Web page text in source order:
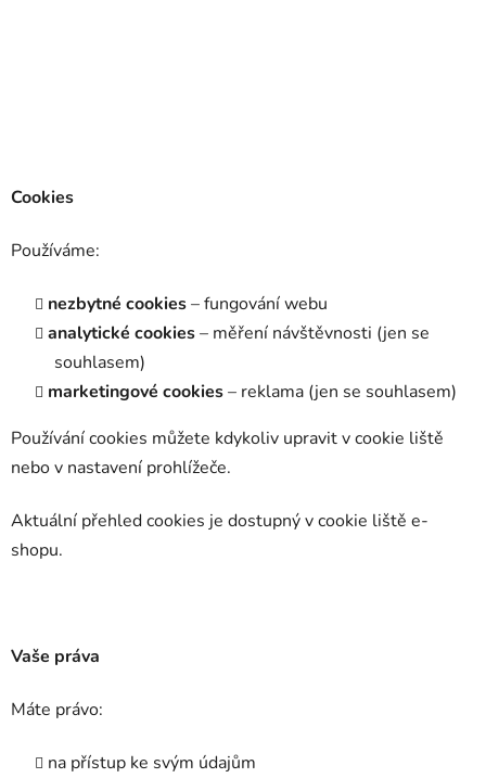
Cookies
Používáme:
nezbytné cookies– fungování webu
analytické cookies– měření návštěvnosti (jen se
souhlasem)
marketingové cookies– reklama (jen se souhlasem)
Používání cookies můžete kdykoliv upravit v cookie liště
nebo v nastavení prohlížeče.
Aktuální přehled cookies je dostupný v cookie liště e-
shopu.
Vaše práva
Máte právo:
na přístup ke svým údajům